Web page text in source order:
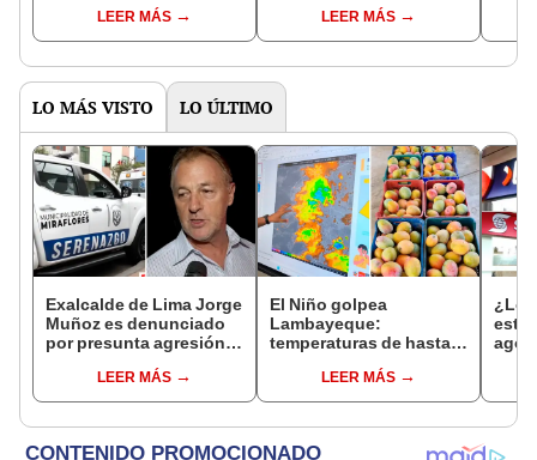
más de 20 asesinatos
LEER MÁS
la matanLEER MÁS
LO MÁS VISTO LO ÚLTIMO
Exalcalde de Lima Jorge
Muñoz es denunciado
por presunta agresión
de Miraflores
LEER MÁS
El Niño golpea
Lambayeque:
temperaturas de hasta
producción de mango y
palta
LEER MÁS
este